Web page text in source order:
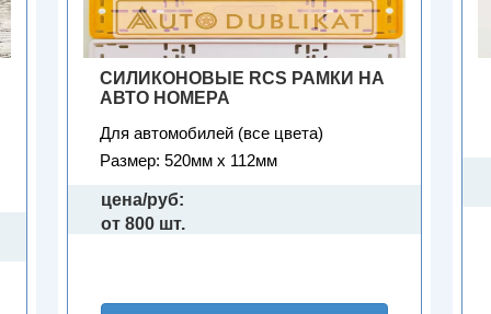
СИЛИКОНОВЫЕ RCS РАМКИ НА
АВТО НОМЕРА
Для автомобилей (все цвета)
Размер: 520мм х 112мм
цена/руб:
от 800 шт.